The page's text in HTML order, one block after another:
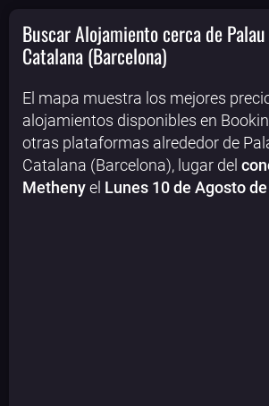
Buscar Alojamiento cerca de
Catalana (Barcelona)
El mapa muestra los mejores
alojamientos disponibles en
otras plataformas alrededor de
Catalana (Barcelona), lugar del
Methenyel Lunes 10 de Agosto